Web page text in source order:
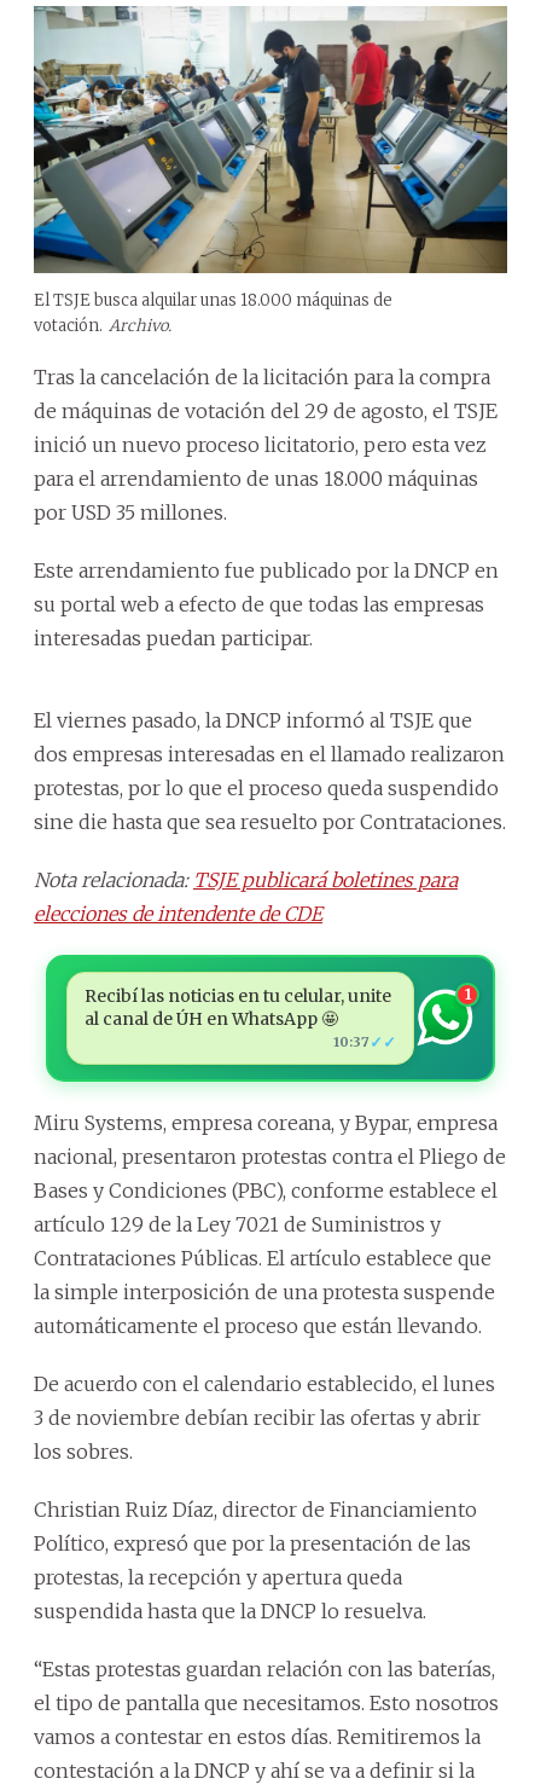
El TSJE busca alquilar unas 18.000 máquinas de
votación. Archivo.
Tras la cancelación de la licitación para la compra
de máquinas de votación del 29 de agosto, el TSJE
inició un nuevo proceso licitatorio, pero esta vez
para el arrendamiento de unas 18.000 máquinas
por USD 35 millones.
Este arrendamiento fue publicado por la DNCP en
su portal web a efecto de que todas las empresas
interesadas puedan participar.
El viernes pasado, la DNCP informó al TSJE que
dos empresas interesadas en el llamado realizaron
protestas, por lo que el proceso queda suspendido
sine die hasta que sea resuelto por Contrataciones.
Nota relacionada: TSJE publicará boletines para
elecciones de intendente de CDE
Recibí las noticias en tu celular, unite
al canal de ÚH en WhatsApp 🤩
10:37 ✓✓
1
Miru Systems, empresa coreana, y Bypar, empresa
nacional, presentaron protestas contra el Pliego de
Bases y Condiciones (PBC), conforme establece el
artículo 129 de la Ley 7021 de Suministros y
Contrataciones Públicas. El artículo establece que
la simple interposición de una protesta suspende
automáticamente el proceso que están llevando.
De acuerdo con el calendario establecido, el lunes
3 de noviembre debían recibir las ofertas y abrir
los sobres.
Christian Ruiz Díaz, director de Financiamiento
Político, expresó que por la presentación de las
protestas, la recepción y apertura queda
suspendida hasta que la DNCP lo resuelva.
“Estas protestas guardan relación con las baterías,
el tipo de pantalla que necesitamos. Esto nosotros
vamos a contestar en estos días. Remitiremos la
contestación a la DNCP y ahí se va a definir si la